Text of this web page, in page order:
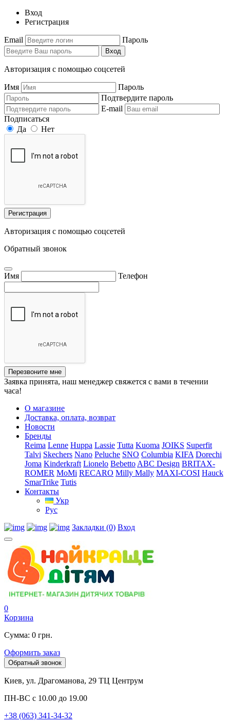
Вход
Регистрация
Email Пароль
Вход
Авторизация с помощью соцсетей
Имя
Пароль
Подтвердите пароль
E-mail
Подписаться
Да
Нет
Регистрация
Авторизация с помощью соцсетей
Обратный звонок
Имя Телефон
Перезвоните мне
Заявка принята, наш менеджер свяжется с вами в течении
часа!
О магазине
Доставка, оплата, возврат
Новости
Бренды
Reima Lenne Huppa Lassie Tutta Kuoma JOIKS Superfit
Talvi Skechers Nano Peluche SNO Columbia KIFA Dorechi
Joma Kinderkraft Lionelo Bebetto ABC Design BRITAX-
ROMER MoMi RECARO Milly Mally MAXI-COSI Hauck
SmarTrike Tutis
Контакты
Укр
Рус
Закладки (0) Вход
0
Корзина
Сумма: 0 грн.
Оформить заказ
Обратный звонок
Киев, ул. Драгоманова, 29 ТЦ Центрум
ПН-ВС с 10.00 до 19.00
+38 (063) 341-34-32